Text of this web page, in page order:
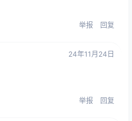
举报 回复
24年11月24日
举报 回复